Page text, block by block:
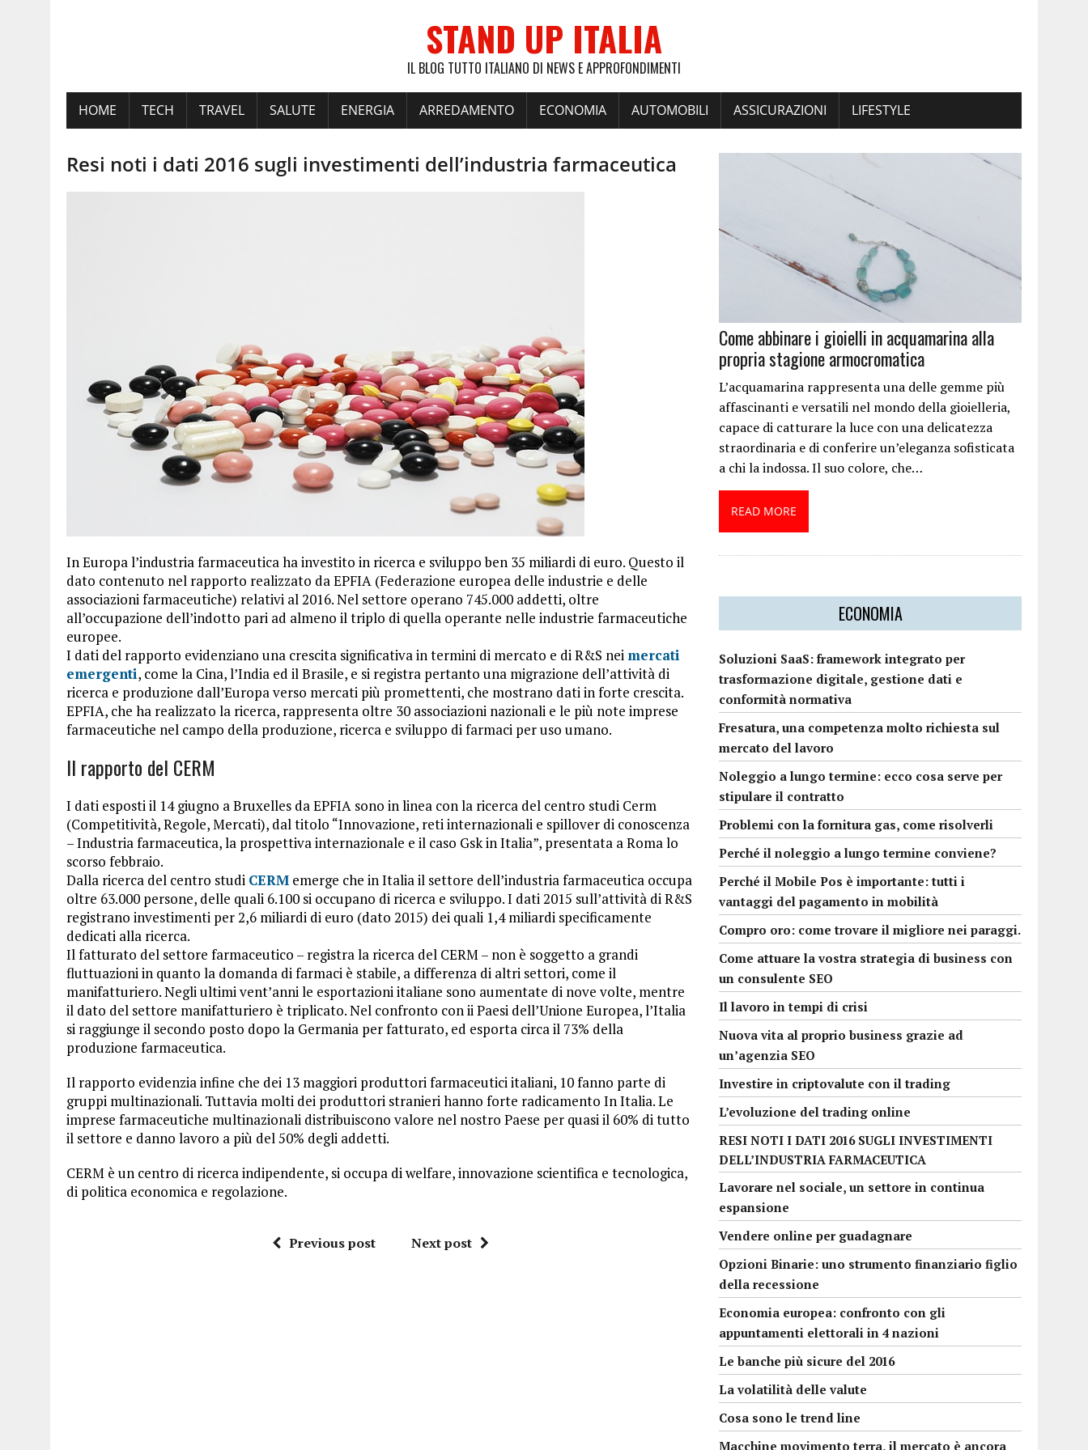
STAND UP ITALIA
IL BLOG TUTTO ITALIANO DI NEWS E APPROFONDIMENTI
HOME TECH TRAVEL SALUTE ENERGIA ARREDAMENTO ECONOMIA AUTOMOBILI ASSICURAZIONI LIFESTYLE
Resi noti i dati 2016 sugli investimenti dell’industria farmaceutica
In Europa l’industria farmaceutica ha investito in ricerca e sviluppo ben 35 miliardi di euro. Questo il
dato contenuto nel rapporto realizzato da EPFIA (Federazione europea delle industrie e delle
associazioni farmaceutiche) relativi al 2016. Nel settore operano 745.000 addetti, oltre
all’occupazione dell’indotto pari ad almeno il triplo di quella operante nelle industrie farmaceutiche
europee.
I dati del rapporto evidenziano una crescita significativa in termini di mercato e di R&S nei mercati
emergenti, come la Cina, l’India ed il Brasile, e si registra pertanto una migrazione dell’attività di
ricerca e produzione dall’Europa verso mercati più promettenti, che mostrano dati in forte crescita.
EPFIA, che ha realizzato la ricerca, rappresenta oltre 30 associazioni nazionali e le più note imprese
farmaceutiche nel campo della produzione, ricerca e sviluppo di farmaci per uso umano.
Il rapporto del CERM
I dati esposti il 14 giugno a Bruxelles da EPFIA sono in linea con la ricerca del centro studi Cerm
(Competitività, Regole, Mercati), dal titolo “Innovazione, reti internazionali e spillover di conoscenza
– Industria farmaceutica, la prospettiva internazionale e il caso Gsk in Italia”, presentata a Roma lo
scorso febbraio.
Dalla ricerca del centro studi CERM emerge che in Italia il settore dell’industria farmaceutica occupa
oltre 63.000 persone, delle quali 6.100 si occupano di ricerca e sviluppo. I dati 2015 sull’attività di R&S
registrano investimenti per 2,6 miliardi di euro (dato 2015) dei quali 1,4 miliardi specificamente
dedicati alla ricerca.
Il fatturato del settore farmaceutico – registra la ricerca del CERM – non è soggetto a grandi
fluttuazioni in quanto la domanda di farmaci è stabile, a differenza di altri settori, come il
manifatturiero. Negli ultimi vent’anni le esportazioni italiane sono aumentate di nove volte, mentre
il dato del settore manifatturiero è triplicato. Nel confronto con ii Paesi dell’Unione Europea, l’Italia
si raggiunge il secondo posto dopo la Germania per fatturato, ed esporta circa il 73% della
produzione farmaceutica.
Il rapporto evidenzia infine che dei 13 maggiori produttori farmaceutici italiani, 10 fanno parte di
gruppi multinazionali. Tuttavia molti dei produttori stranieri hanno forte radicamento In Italia. Le
imprese farmaceutiche multinazionali distribuiscono valore nel nostro Paese per quasi il 60% di tutto
il settore e danno lavoro a più del 50% degli addetti.
CERM è un centro di ricerca indipendente, si occupa di welfare, innovazione scientifica e tecnologica,
di politica economica e regolazione.
Previous post Next post
Come abbinare i gioielli in acquamarina alla
propria stagione armocromatica
L’acquamarina rappresenta una delle gemme più
affascinanti e versatili nel mondo della gioielleria,
capace di catturare la luce con una delicatezza
straordinaria e di conferire un’eleganza sofisticata
a chi la indossa. Il suo colore, che…
READ MORE
ECONOMIA
Soluzioni SaaS: framework integrato per
trasformazione digitale, gestione dati e
conformità normativa
Fresatura, una competenza molto richiesta sul
mercato del lavoro
Noleggio a lungo termine: ecco cosa serve per
stipulare il contratto
Problemi con la fornitura gas, come risolverli
Perché il noleggio a lungo termine conviene?
Perché il Mobile Pos è importante: tutti i
vantaggi del pagamento in mobilità
Compro oro: come trovare il migliore nei paraggi.
Come attuare la vostra strategia di business con
un consulente SEO
Il lavoro in tempi di crisi
Nuova vita al proprio business grazie ad
un’agenzia SEO
Investire in criptovalute con il trading
L’evoluzione del trading online
RESI NOTI I DATI 2016 SUGLI INVESTIMENTI
DELL’INDUSTRIA FARMACEUTICA
Lavorare nel sociale, un settore in continua
espansione
Vendere online per guadagnare
Opzioni Binarie: uno strumento finanziario figlio
della recessione
Economia europea: confronto con gli
appuntamenti elettorali in 4 nazioni
Le banche più sicure del 2016
La volatilità delle valute
Cosa sono le trend line
Macchine movimento terra, il mercato è ancora